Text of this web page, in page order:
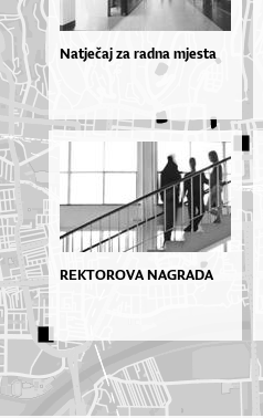
Natječaj za radna mjesta
REKTOROVA NAGRADA